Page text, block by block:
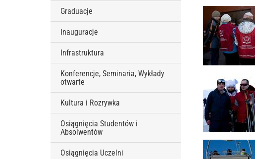
Graduacje
Inauguracje
Infrastruktura
Konferencje, Seminaria, Wykłady
otwarte
Kultura i Rozrywka
Osiągnięcia Studentów i
Absolwentów
Osiągnięcia Uczelni